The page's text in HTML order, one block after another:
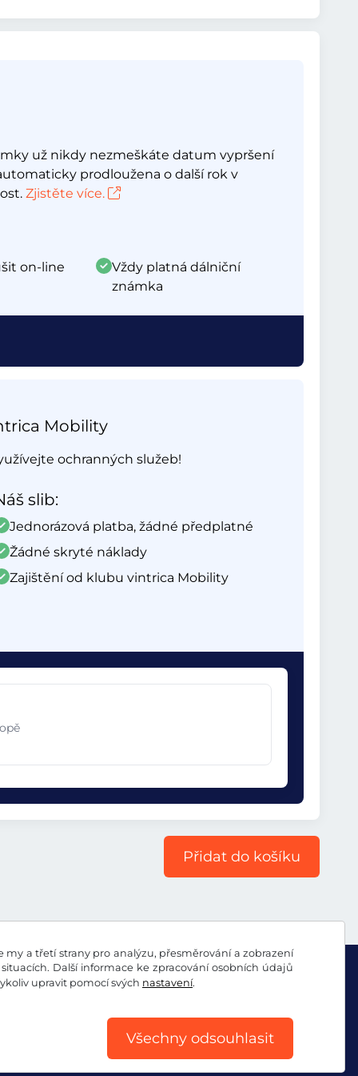
a třetí strany pro analýzu, přesměrování a zobrazení
Další informace ke zpracování osobních údajů
upravit pomocí svých nastavení.
Všechny odsouhlasit
už nikdy nezmeškáte datum vypršení
prodloužena o další rok v
Zjistěte více.
on-line
Vždy platná dálniční
známka
Mobility
ochranných služeb!
slib:
Jednorázová platba, žádné předplatné
Žádné skryté náklady
Zajištění od klubu vintrica Mobility
Přidat do košíku
Impresum